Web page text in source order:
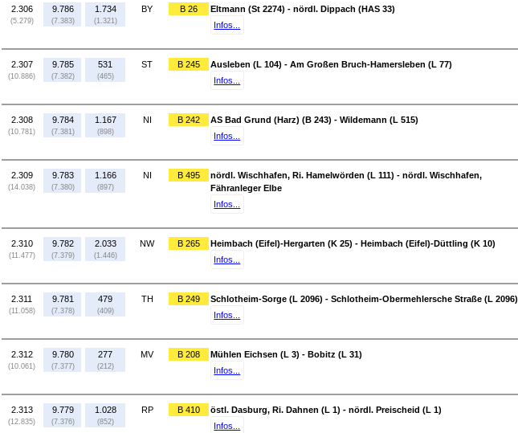
2.306
(5.279)
9.786
(7.383)
1.734
(1.321)
BY B 26
Eltmann (St 2274) - nördl. Dippach (HAS 33)
Infos...
2.307
(10.886)
9.785
(7.382)
531
(465)
ST B 245
Ausleben (L 104) - Am Großen Bruch-Hamersleben (L 77)
Infos...
2.308
(10.781)
9.784
(7.381)
1.167
(898)
NI B 242
AS Bad Grund (Harz) (B 243) - Wildemann (L 515)
Infos...
2.309
(14.038)
9.783
(7.380)
1.166
(897)
NI B 495
nördl. Wischhafen, Ri. Hamelwörden (L 111) - nördl. Wischhafen,
Fähranleger Elbe
Infos...
2.310
(11.477)
9.782
(7.379)
2.033
(1.446)
NW B 265
Heimbach (Eifel)-Hergarten (K 25) - Heimbach (Eifel)-Düttling (K 10)
Infos...
2.311
(11.058)
9.781
(7.378)
479
(409)
TH B 249
Schlotheim-Sorge (L 2096) - Schlotheim-Obermehlersche Straße (L 2096)
Infos...
2.312
(10.061)
9.780
(7.377)
277
(212)
MV B 208
Mühlen Eichsen (L 3) - Bobitz (L 31)
Infos...
2.313
(12.835)
9.779
(7.376)
1.028
(852)
RP B 410
östl. Dasburg, Ri. Dahnen (L 1) - nördl. Preischeid (L 1)
Infos...